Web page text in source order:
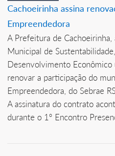
Cachoeirinha assina
Empreendedora
A Prefeitura de Cachoeirinha,
Municipal de
Desenvolvimento Econômico
renovar a participação do
Empreendedora, do Sebrae
A assinatura do contrato
durante o 1º Encontro